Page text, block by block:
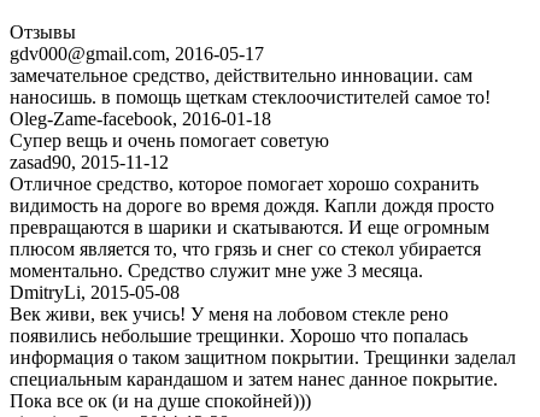
Отзывы
gdv000@gmail.com, 2016-05-17
замечательное средство, действительно инновации. сам
наносишь. в помощь щеткам стеклоочистителей самое то!
Oleg-Zame-facebook, 2016-01-18
Супер вещь и очень помогает советую
zasad90, 2015-11-12
Отличное средство, которое помогает хорошо сохранить
видимость на дороге во время дождя. Капли дождя просто
превращаются в шарики и скатываются. И еще огромным
плюсом является то, что грязь и снег со стекол убирается
моментально. Средство служит мне уже 3 месяца.
DmitryLi, 2015-05-08
Век живи, век учись! У меня на лобовом стекле рено
появились небольшие трещинки. Хорошо что попалась
информация о таком защитном покрытии. Трещинки заделал
специальным карандашом и затем нанес данное покрытие.
Пока все ок (и на душе спокойней)))